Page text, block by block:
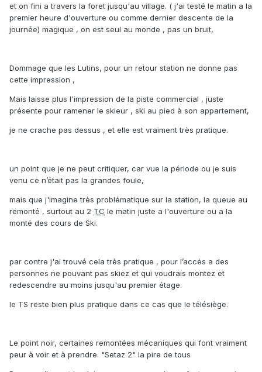
et on fini a travers la foret jusqu'au village. ( j'ai testé le matin a la
premier heure d'ouverture ou comme dernier descente de la
journée) magique , on est seul au monde , pas un bruit,
Dommage que les Lutins, pour un retour station ne donne pas
cette impression ,
Mais laisse plus l'impression de la piste commercial , juste
présente pour ramener le skieur , ski au pied à son appartement,
je ne crache pas dessus , et elle est vraiment très pratique.
un point que je ne peut critiquer, car vue la période ou je suis
venu ce n’était pas la grandes foule,
mais que j'imagine très problématique sur la station, la queue au
remonté , surtout au 2 TC le matin juste a l'ouverture ou a la
monté des cours de Ski.
par contre j'ai trouvé cela très pratique , pour l’accès a des
personnes ne pouvant pas skiez et qui voudrais montez et
redescendre au moins jusqu'au premier étage.
le TS reste bien plus pratique dans ce cas que le télésiège.
Le point noir, certaines remontées mécaniques qui font vraiment
peur à voir et à prendre. "Setaz 2" la pire de tous